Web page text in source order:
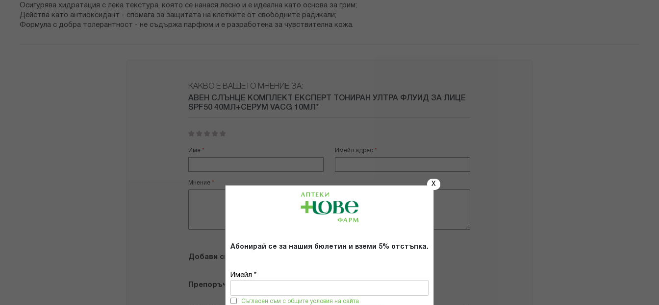
X
Абонирай се за нашия бюлетин и вземи 5% отстъпка.
Имейл *
Съгласен съм с общите условия на сайта
Осигурява хидратация с лека текстура, която се нанася лесно и е идеална като основа за грим;
Действа като антиоксидант - спомага за защитата на клетките от свободните радикали;
Формула с добра толерантност - не съдържа парфюм и е разработена за чувствителна кожа.
КАКВО Е ВАШЕТО МНЕНИЕ ЗА:
АВЕН СЛЪНЦЕ КОМПЛЕКТ ЕКСПЕРТ ТОНИРАН УЛТРА ФЛУИД ЗА ЛИЦЕ
SPF50 40МЛ+СЕРУМ VACG 10МЛ*
star
stars
stars
stars
stars
Име Имейл адрес
Мнение
Добави снимки
Препоръчвам продукта